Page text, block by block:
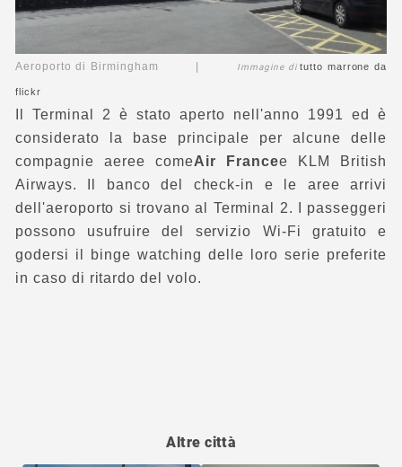
Aeroporto di Birmingham | Immagine ditutto marrone da
flickr
Il Terminal 2 è stato aperto nell'anno 1991 ed è
considerato la base principale per alcune delle
compagnie aeree comeAir Francee KLM British
Airways. Il banco del check-in e le aree arrivi
dell'aeroporto si trovano al Terminal 2. I passeggeri
possono usufruire del servizio Wi-Fi gratuito e
godersi il binge watching delle loro serie preferite
in caso di ritardo del volo.
Altre città